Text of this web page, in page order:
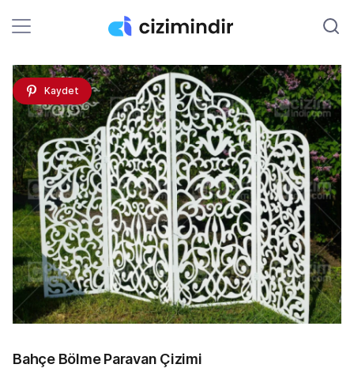
Kaydet
Bahçe Bölme Paravan Çizimi